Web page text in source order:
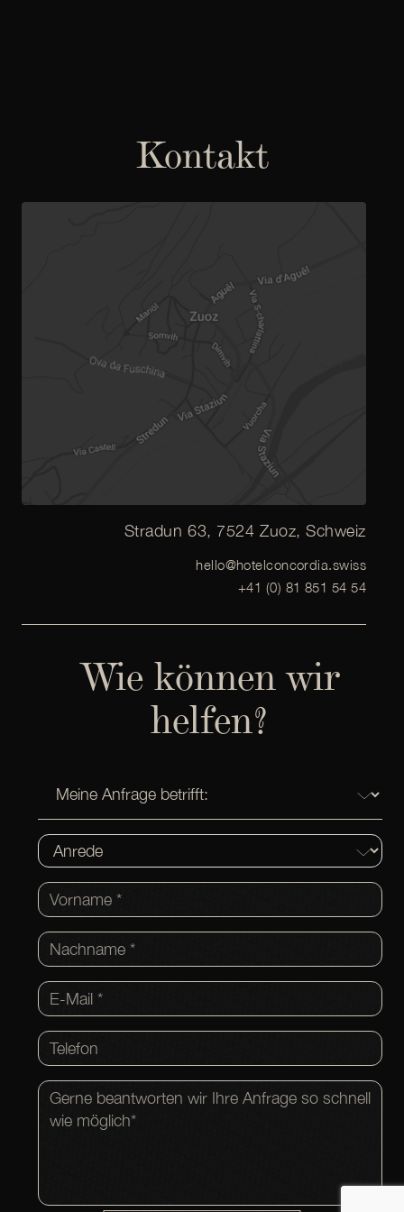
Kontakt
Stradun 63, 7524 Zuoz, Schweiz
hello@hotelconcordia.swiss
+41 (0) 81 851 54 54
Wie können wir
helfen?
Anrede
VORNAME
NACHNAME
E-Mail
Telefon
Nachricht